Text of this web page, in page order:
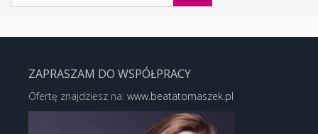
ZAPRASZAM DO WSPÓŁPRACY
Ofertę znajdziesz na: www.beatatomaszek.pl